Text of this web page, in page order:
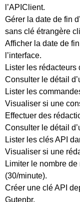
l’APIClient.
Gérer la date de fin
sans clé étrangère
Afficher la date de
l’interface.
Lister les rédacteurs
Consulter le détail
Lister les
Visualiser si une
Effectuer des
Consulter le détail
Lister les clés API
Visualiser si une
Limiter le nombre de
(30/minute).
Créer une clé API
Gutenbr.